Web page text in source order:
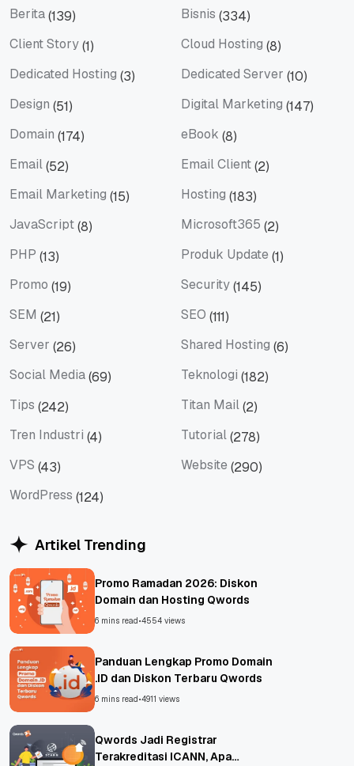
Berita(139) Bisnis (334)
Client Story(1) Cloud Hosting (8)
Dedicated Hosting (3) Dedicated Server (10)
Design (51) Digital Marketing (147)
Domain (174) eBook (8)
Email(52) Email Client(2)
Email Marketing (15) Hosting (183)
JavaScript(8) Microsoft365 (2)
PHP (13) Produk Update (1)
Promo (19) Security(145)
SEM (21) SEO (111)
Server (26) Shared Hosting (6)
Social Media(69) Teknologi (182)
Tips (242) Titan Mail(2)
Tren Industri (4) Tutorial(278)
VPS (43) Website (290)
WordPress (124)
Artikel Trending
Promo Ramadan 2026: Diskon
Domain dan Hosting Qwords
6 mins read•4554 views
Panduan Lengkap Promo Domain
.ID dan Diskon Terbaru Qwords
6 mins read•4911 views
Qwords Jadi Registrar
Terakreditasi ICANN, Apa